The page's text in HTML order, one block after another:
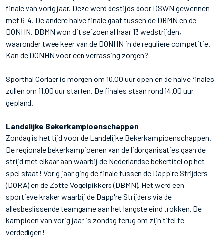
finale van vorig jaar. Deze werd destijds door DSWN gewonnen
met 6-4. De andere halve finale gaat tussen de DBMN en de
DONHN. DBMN won dit seizoen al haar 13 wedstrijden,
waaronder twee keer van de DONHN in de reguliere competitie.
Kan de DONHN voor een verrassing zorgen?
Sporthal Corlaer is morgen om 10.00 uur open en de halve finales
zullen om 11.00 uur starten. De finales staan rond 14.00 uur
gepland.
Landelijke Bekerkampioenschappen
Zondag is het tijd voor de Landelijke Bekerkampioenschappen.
De regionale bekerkampioenen van de lidorganisaties gaan de
strijd met elkaar aan waarbij de Nederlandse bekertitel op het
spel staat! Vorig jaar ging de finale tussen de Dapp're Strijders
(DORA) en de Zotte Vogelpikkers (DBMN). Het werd een
sportieve kraker waarbij de Dapp're Strijders via de
allesbeslissende teamgame aan het langste eind trokken. De
kampioen van vorig jaar is zondag terug om zijn titel te
verdedigen!